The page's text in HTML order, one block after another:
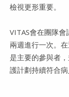
檢視更形重要。
VITAS會在團隊
兩週進行一次。
是主要的參與者
護計劃持續符合病